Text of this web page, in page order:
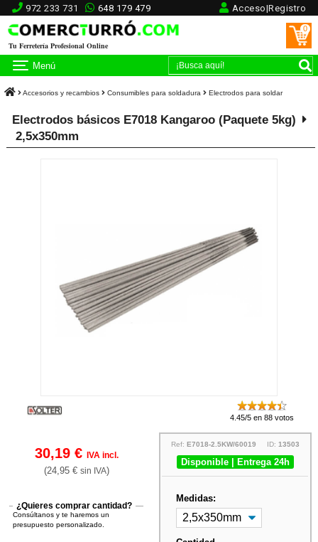
972 233 731 648 179 479 Acceso|Registro
Tu Ferretería Profesional Online
0
Menú
Accesorios y recambios Consumibles para soldadura Electrodos para soldar
Electrodos básicos E7018 Kangaroo (Paquete 5kg)
2,5x350mm
4.45/5 en 88 votos
30,19 € IVA incl.
(24,95 € sin IVA)
¿Quieres comprar cantidad?
Consúltanos y te haremos un
presupuesto personalizado.
Ref: E7018-2.5KW/60019 ID: 13503
Disponible | Entrega 24h
Medidas: